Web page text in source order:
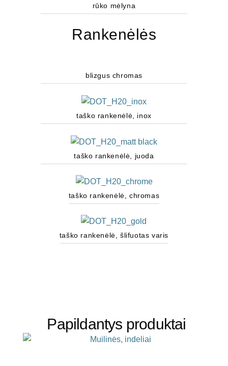
rūko mėlyna
Rankenėlės
blizgus chromas
taško rankenėlė, inox
taško rankenėlė, juoda
taško rankenėlė, chromas
taško rankenėlė, šlifuotas varis
Papildantys produktai